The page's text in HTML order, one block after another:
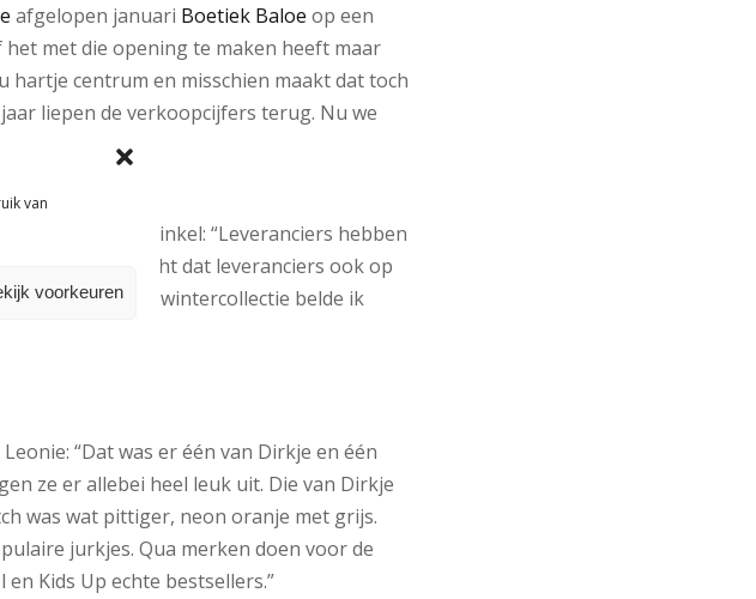
van
voorkeuren
afgelopen januari Boetiek Baloe op een
het met die opening te maken heeft maar
hartje centrum en misschien maakt dat toch
liepen de verkoopcijfers terug. Nu we
de winkel.”
in de winkel: “Leveranciers hebben
ging het zo slecht dat leveranciers ook op
van de wintercollectie belde ik
“Dat was er één van Dirkje en één
ze er allebei heel leuk uit. Die van Dirkje
was wat pittiger, neon oranje met grijs.
jurkjes. Qua merken doen voor de
Kids Up echte bestsellers.”